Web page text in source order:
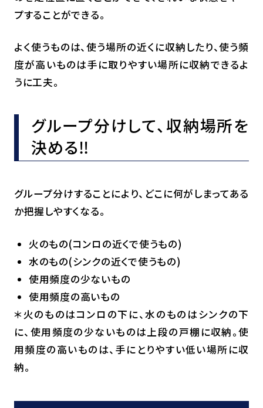
プすることができる。
よく使うものは、使う場所の近くに収納したり、使う頻
度が高いものは手に取りやすい場所に収納できるよ
うに工夫。
グループ分けして、収納場所を
決める‼
グループ分けすることにより、どこに何がしまってある
か把握しやすくなる。
火のもの(コンロの近くで使うもの)
水のもの(シンクの近くで使うもの)
使用頻度の少ないもの
使用頻度の高いもの
＊火のものはコンロの下に、水のものはシンクの下
に、使用頻度の少ないものは上段の戸棚に収納。使
用頻度の高いものは、手にとりやすい低い場所に収
納。